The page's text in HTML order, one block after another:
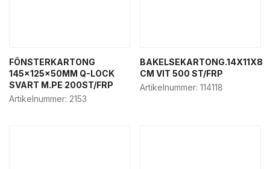
FÖNSTERKARTONG
145x125x50MM Q-LOCK
SVART M.PE 200ST/FRP
Artikelnummer: 2153
BAKELSEKARTONG.14X11X8
CM VIT 500 ST/FRP
Artikelnummer: 114118